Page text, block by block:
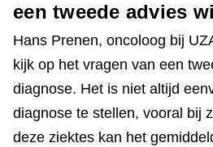
een tweede advies
Hans Prenen, oncoloog bij
kijk op het vragen van een
diagnose. Het is niet altijd
diagnose te stellen, vooral bij
deze ziektes kan het